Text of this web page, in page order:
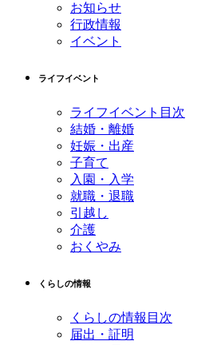
お知らせ
行政情報
イベント
ライフイベント
ライフイベント目次
結婚・離婚
妊娠・出産
子育て
入園・入学
就職・退職
引越し
介護
おくやみ
くらしの情報
くらしの情報目次
届出・証明